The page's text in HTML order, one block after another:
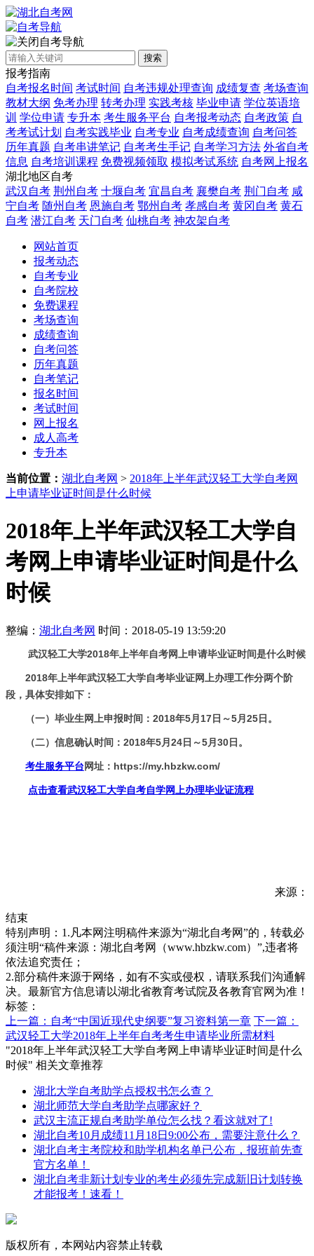
自考导航
搜索
报考指南
自考报名时间 考试时间 自考违规处理查询 成绩复查 考场查询
教材大纲 免考办理 转考办理 实践考核 毕业申请 学位英语培
训 学位申请 专升本 考生服务平台 自考报考动态 自考政策 自
考考试计划 自考实践毕业 自考专业 自考成绩查询 自考问答
历年真题 自考串讲笔记 自考考生手记 自考学习方法 外省自考
信息 自考培训课程 免费视频领取 模拟考试系统 自考网上报名
湖北地区自考
武汉自考 荆州自考 十堰自考 宜昌自考 襄樊自考 荆门自考 咸
宁自考 随州自考 恩施自考 鄂州自考 孝感自考 黄冈自考 黄石
自考 潜江自考 天门自考 仙桃自考 神农架自考
网站首页
报考动态
自考专业
自考院校
免费课程
考场查询
成绩查询
自考问答
历年真题
自考笔记
报名时间
考试时间
网上报名
成人高考
专升本
当前位置： 湖北自考网 > 2018年上半年武汉轻工大学自考网
上申请毕业证时间是什么时候
2018年上半年武汉轻工大学自
考网上申请毕业证时间是什么
时候
整编： 湖北自考网 时间：2018-05-19 13:59:20
武汉轻工大学2018年上半年自考网上申请毕业证时间是什么时候
2018年上半年武汉轻工大学自考毕业证网上办理工作分两个阶
段，具体安排如下：
（一）毕业生网上申报时间：2018年5月17日～5月25日。
（二）信息确认时间：2018年5月24日～5月30日。
考生服务平台网址：https://my.hbzkw.com/
点击查看武汉轻工大学自考自学网上办理毕业证流程
来源：
结束
特别声明：1.凡本网注明稿件来源为“湖北自考网”的，转载必
须注明“稿件来源：湖北自考网（www.hbzkw.com）”,违者将
依法追究责任；
2.部分稿件来源于网络，如有不实或侵权，请联系我们沟通解
决。最新官方信息请以湖北省教育考试院及各教育官网为准！
标签：
上一篇：自考“中国近现代史纲要”复习资料第一章 下一篇：
武汉轻工大学2018年上半年自考考生申请毕业所需材料
"2018年上半年武汉轻工大学自考网上申请毕业证时间是什么
时候" 相关文章推荐
湖北大学自考助学点授权书怎么查？
湖北师范大学自考助学点哪家好？
武汉主流正规自考助学单位怎么找？看这就对了!
湖北自考10月成绩11月18日9:00公布，需要注意什么？
湖北自考主考院校和助学机构名单已公布，报班前先查
官方名单！
湖北自考非新计划专业的考生必须先完成新旧计划转换
才能报考！速看！
版权所有，本网站内容禁止转载